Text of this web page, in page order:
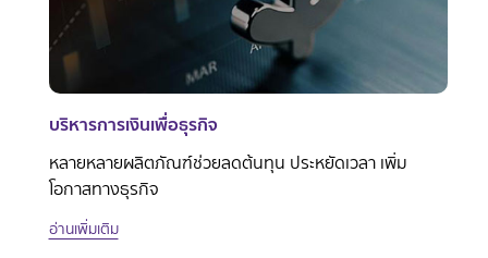
บริหารการเงินเพื่อธุรกิจ
หลายหลายผลิตภัณฑ์ช่วยลดต้นทุน ประหยัดเวลา เพิ่ม
โอกาสทางธุรกิจ
อ่านเพิ่มเติม